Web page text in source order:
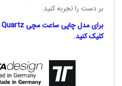
بر دست را تجربه کنید.
برای مدل چاپی ساعت مچی UNO 24 Titanium Quartz اینجا
کلیک کنید.